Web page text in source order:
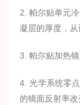
2. 帕尔贴单元
凝层的厚度，从
3. 帕尔贴加热
4. 光学系统零
的镜面反射率改